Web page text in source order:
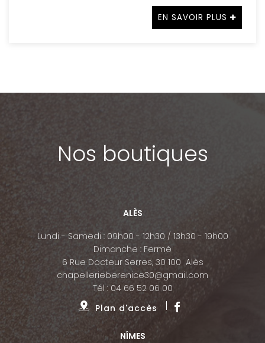
EN SAVOIR PLUS
Nos boutiques
ALÈS
Lundi - Samedi : 09h00 - 12h30 / 13h30 - 19h00
Dimanche : Fermé
6 Rue Docteur Serres, 30 100 Alès
chapellerieberenice30@gmail.com
Tél : 04 66 52 06 00
Plan d'accès
NÎMES